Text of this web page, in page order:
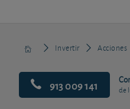
Invertir Acciones
913 009 141 de